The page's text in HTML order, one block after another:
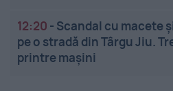
12:20 - Scandal cu macete
pe o stradă din Târgu Jiu.
printre mașini